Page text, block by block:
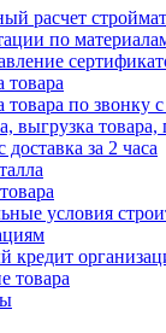
расчет
по
товара
товара по звонку
выгрузка
доставка за 2 часа
условия
кредит
товара